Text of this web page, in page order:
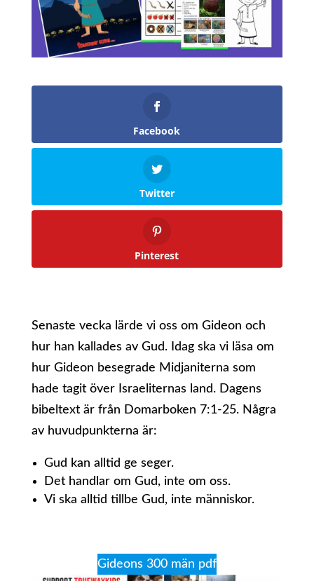
Facebook
Twitter
Pinterest
Senaste vecka lärde vi oss om Gideon och
hur han kallades av Gud. Idag ska vi läsa om
hur Gideon besegrade Midjaniterna som
hade tagit över Israeliternas land. Dagens
bibeltext är från Domarboken 7:1-25. Några
av huvudpunkterna är:
Gud kan alltid ge seger.
Det handlar om Gud, inte om oss.
Vi ska alltid tillbe Gud, inte människor.
Gideons 300 män pdf